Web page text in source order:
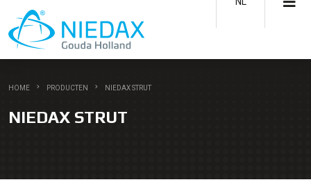
HOME PRODUCTEN NIEDAX STRUT
NIEDAX STRUT